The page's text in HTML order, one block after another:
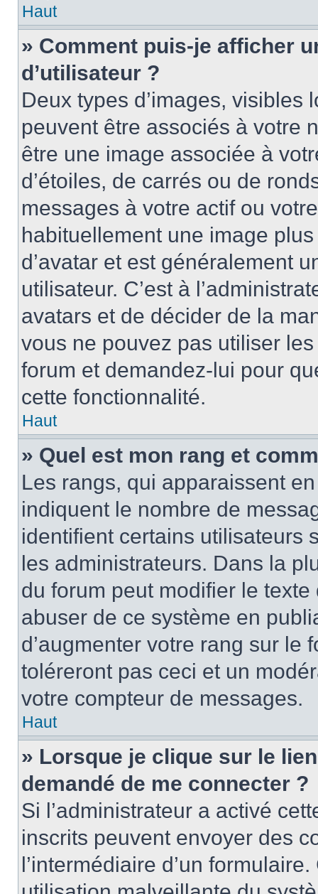
Haut
» Comment puis-je afficher
d’utilisateur ?
Deux types d’images,
peuvent être associés à votre
être une image associée à
d’étoiles, de carrés ou de
messages à votre actif ou
habituellement une image
d’avatar et est généralement
utilisateur. C’est à
avatars et de décider de la
vous ne pouvez pas utiliser
forum et demandez-lui pour
cette fonctionnalité.
Haut
» Quel est mon rang et
Les rangs, qui apparaissent
indiquent le nombre de
identifient certains utilisateurs
les administrateurs. Dans la
du forum peut modifier le
abuser de ce système en
d’augmenter votre rang sur le
toléreront pas ceci et un
votre compteur de messages.
Haut
» Lorsque je clique sur le
demandé de me connecter ?
Si l’administrateur a activé
inscrits peuvent envoyer des
l’intermédiaire d’un